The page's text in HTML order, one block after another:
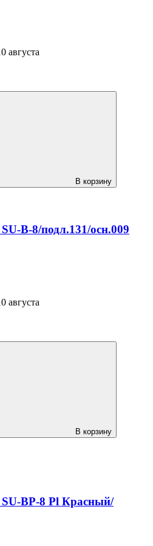
августа
В корзину
B-8/подл.131/осн.009
августа
В корзину
BP-8 Pl Красный/